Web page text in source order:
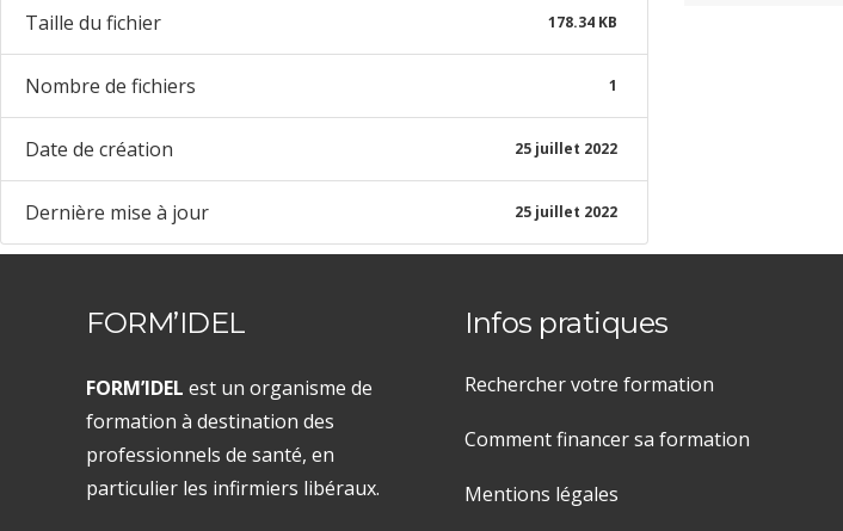
Taille du fichier 178.34 KB
Nombre de fichiers 1
Date de création 25 juillet 2022
Dernière mise à jour 25 juillet 2022
FORM’IDEL
FORM’IDEL est un organisme de
formation à destination des
professionnels de santé, en
particulier les infirmiers libéraux.
Infos pratiques
Rechercher votre formation
Comment financer sa formation
Mentions légales